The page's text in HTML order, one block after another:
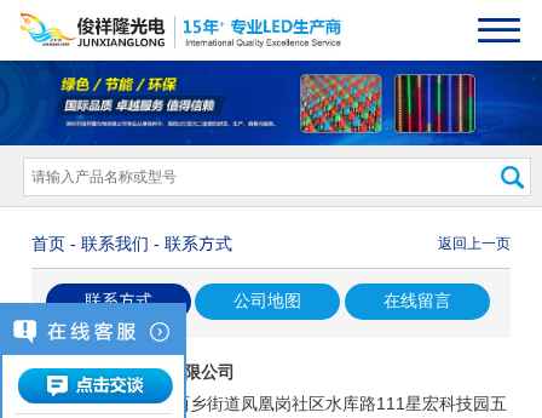
返回上一页
首页 -联系我们 - 联系方式
联系方式 公司地图 在线留言
深圳市俊祥隆光电有限公司
地址:深圳市宝安区西乡街道凤凰岗社区水库路111星宏科技园五